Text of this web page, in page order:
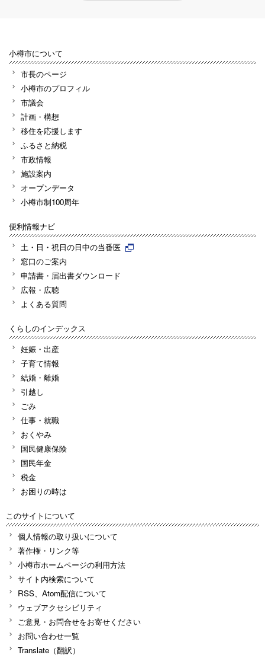
小樽市について
市長のページ
小樽市のプロフィル
市議会
計画・構想
移住を応援します
ふるさと納税
市政情報
施設案内
オープンデータ
小樽市制100周年
便利情報ナビ
土・日・祝日の日中の当番医
窓口のご案内
申請書・届出書ダウンロード
広報・広聴
よくある質問
くらしのインデックス
妊娠・出産
子育て情報
結婚・離婚
引越し
ごみ
仕事・就職
おくやみ
国民健康保険
国民年金
税金
お困りの時は
このサイトについて
個人情報の取り扱いについて
著作権・リンク等
小樽市ホームページの利用方法
サイト内検索について
RSS、Atom配信について
ウェブアクセシビリティ
ご意見・お問合せをお寄せください
お問い合わせ一覧
Translate（翻訳）